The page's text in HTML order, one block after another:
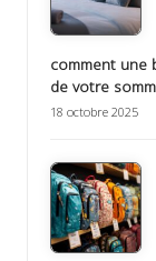
comment une
de votre
18 octobre 2025